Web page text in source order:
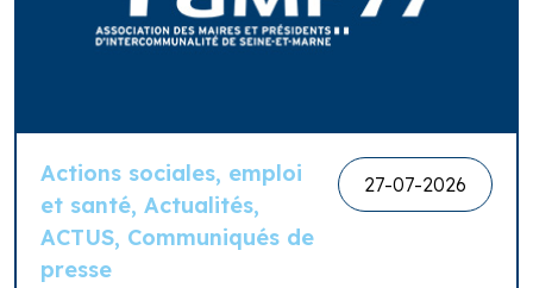
Actions sociales, emploi
et santé, Actualités,
ACTUS, Communiqués de
presse
27-07-2026